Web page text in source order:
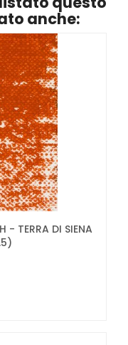
anche:
- TERRA DI SIENA